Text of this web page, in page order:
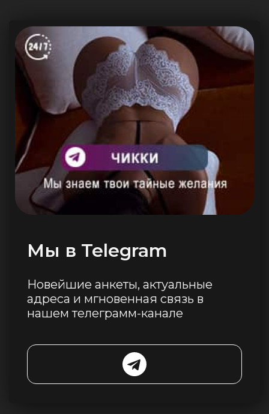
Мы в Telegram
Новейшие анкеты, актуальные
адреса и мгновенная связь в
нашем телеграмм-канале